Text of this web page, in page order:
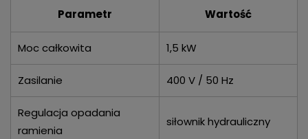
Parametr Wartość
Moc całkowita 1,5 kW
Zasilanie 400 V / 50 Hz
Regulacja opadania
ramienia
siłownik hydrauliczny